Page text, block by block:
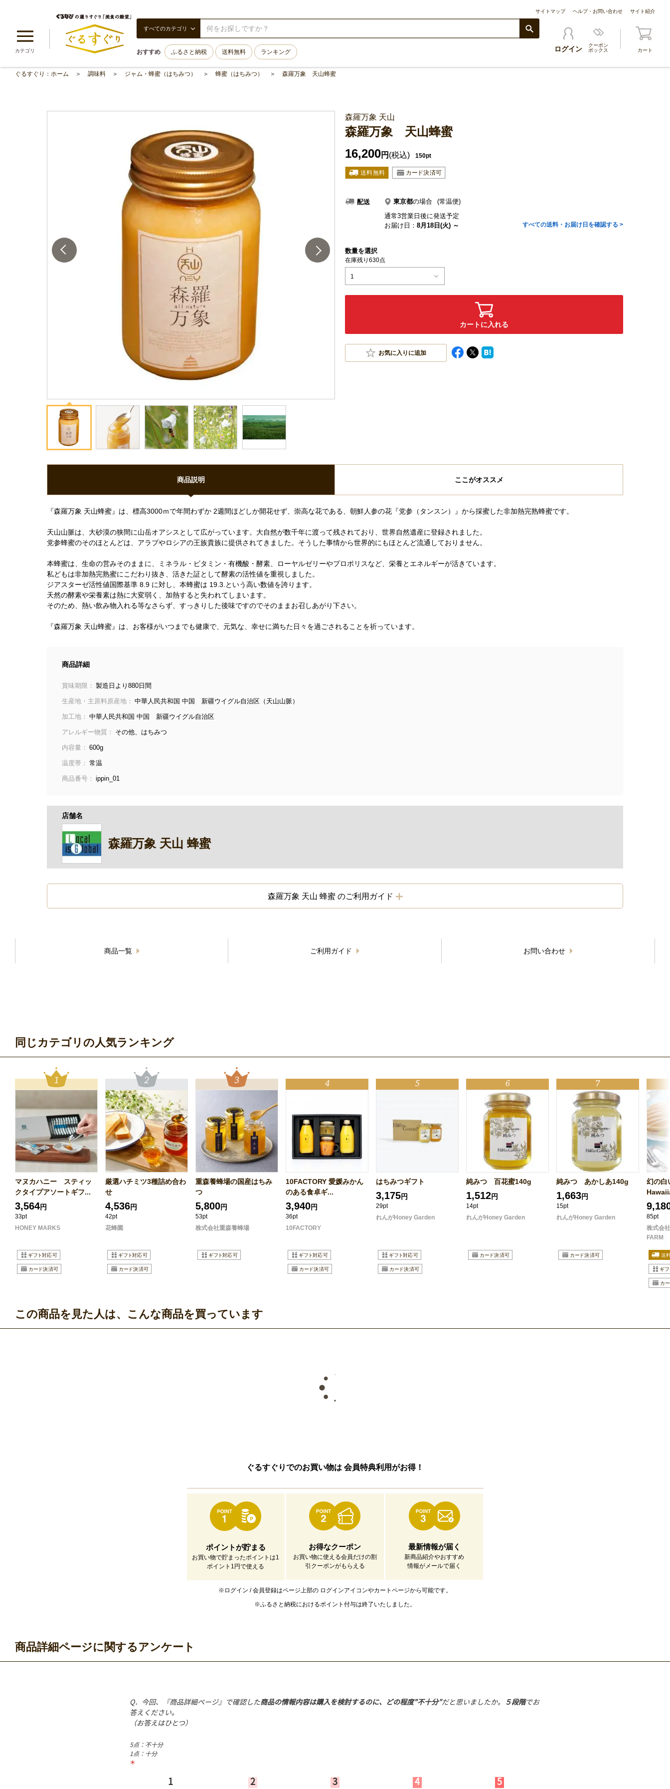
サイトマップ ヘルプ・お問い合わせ サイト紹介
カテゴリ
すべてのカテゴリ
おすすめ ふるさと納税 送料無料 ランキング ログイン
クーポン
ボックス
カート
ぐるすぐり：ホーム 調味料 ジャム・蜂蜜（はちみつ） 蜂蜜（はちみつ） 森羅万象 天山蜂蜜
森羅万象 天山
森羅万象 天山蜂蜜
16,200円 (税込) 150pt
配送 東京都の場合
(常温便)
通常3営業日後に発送予定
お届け日： 8月18日(火) ～ すべての送料・お届け日を確認する >
数量を選択
在庫残り630点
1
カートに入れる
お気に入りに追加
商品説明 ここがオススメ
『森羅万象 天山蜂蜜』は、標高3000ｍで年間わずか 2週間ほどしか開花せず、崇高な花である、朝鮮人参の花『党参（タンスン）』から採蜜した非加熱完熟蜂蜜です。
天山山脈は、大砂漠の狭間に山岳オアシスとして広がっています。大自然が数千年に渡って残されており、世界自然遺産に登録されました。
党参蜂蜜のそのほとんどは、アラブやロシアの王族貴族に提供されてきました。そうした事情から世界的にもほとんど流通しておりません。
本蜂蜜は、生命の営みそのままに、ミネラル・ビタミン・有機酸・酵素、ローヤルゼリーやプロポリスなど、栄養とエネルギーが活きています。
私どもは非加熱完熟蜜にこだわり抜き、活きた証として酵素の活性値を重視しました。
ジアスターゼ活性値国際基準 8.9 に対し、本蜂蜜は 19.3.という高い数値を誇ります。
天然の酵素や栄養素は熱に大変弱く、加熱すると失われてしまいます。
そのため、熱い飲み物入れる等なさらず、すっきりした後味ですのでそのままお召しあがり下さい。
『森羅万象 天山蜂蜜』は、お客様がいつまでも健康で、元気な、幸せに満ちた日々を過ごされることを祈っています。
商品詳細
賞味期限： 製造日より880日間
生産地・主原料原産地： 中華人民共和国 中国 新疆ウイグル自治区（天山山脈）
加工地： 中華人民共和国 中国 新疆ウイグル自治区
アレルギー物質： その他、はちみつ
内容量： 600g
温度帯： 常温
商品番号： ippin_01
店舗名
森羅万象 天山 蜂蜜
森羅万象 天山 蜂蜜 のご利用ガイド
商品一覧 ご利用ガイド お問い合わせ
同じカテゴリの人気ランキング
マヌカハニー スティッ
クタイプアソートギフ...
3,564円
33pt
HONEY MARKS
厳選ハチミツ3種詰め合わ
せ
4,536円
42pt
花蜂園
重森養蜂場の国産はちみ
つ
5,800円
53pt
株式会社重森養蜂場
10FACTORY 愛媛みかん
のある食卓ギ...
3,940円
36pt
10FACTORY
はちみつギフト
3,175円
29pt
れんがHoney Garden
純みつ 百花蜜140g
1,512円
14pt
れんがHoney Garden
純みつ あかしあ140g
1,663円
15pt
れんがHoney Garden
幻の
85pt
株式会
FARM
この商品を見た人は、こんな商品を買っています
ぐるすぐりでのお買い物は 会員特典利用がお得！
ポイントが貯まる
お買い物で貯まったポイントは1
ポイント1円で使える
お得なクーポン
お買い物に使える会員だけの割
引クーポンがもらえる
最新情報が届く
新商品紹介やおすすめ
情報がメールで届く
※ログイン / 会員登録はページ上部の ログインアイコンやカートページから可能です。
※ふるさと納税におけるポイント付与は終了いたしました。
商品詳細ページに関するアンケート